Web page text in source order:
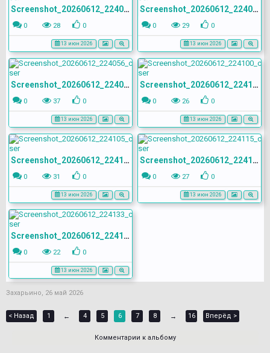
Screenshot_20260612_224047_com.yandex.browser
0 28 0
13 июн 2026
Screenshot_20260612_224051_com.yandex.browser
0 29 0
13 июн 2026
Screenshot_20260612_224056_com.yandex.browser
0 37 0
13 июн 2026
Screenshot_20260612_224100_com.yandex.browser
0 26 0
13 июн 2026
Screenshot_20260612_224105_com.yandex.browser
0 31 0
13 июн 2026
Screenshot_20260612_224115_com.yandex.browser
0 27 0
13 июн 2026
Screenshot_20260612_224133_com.yandex.browser
0 22 0
13 июн 2026
Захарьино 26 май 2026
< Назад 1 ← 4 5 6 7 8 → 16 Вперёд >
Комментарии к альбому